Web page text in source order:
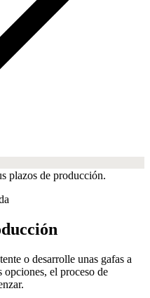
plazos de producción.
o desarrolle unas gafas a
el proceso de